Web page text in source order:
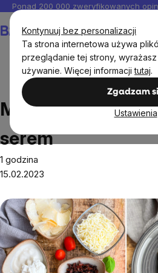
Kontynuuj bez personalizacji
Ta strona internetowa używa
przeglądanie tej strony,
używanie. Więcej informacjitutaj.
Zgadzam
Ustawienia
Przejść
do
treści
Ponad 200 000 zweryfikowanych
Makaron z
Makaron z
serem
1 godzina
15.02.2023